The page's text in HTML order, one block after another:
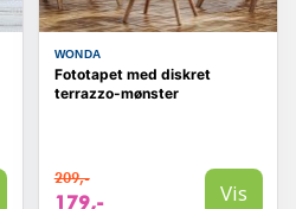
WONDA
Fototapet med diskret
terrazzo-mønster
209,-
179,- Vis